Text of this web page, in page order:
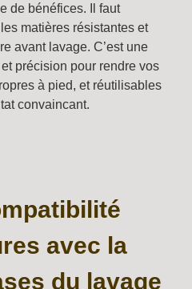
de bénéfices. Il faut
matières résistantes et
avant lavage. C’est une
précision pour rendre vos
à pied, et réutilisables
convaincant.
avec la
du lavage